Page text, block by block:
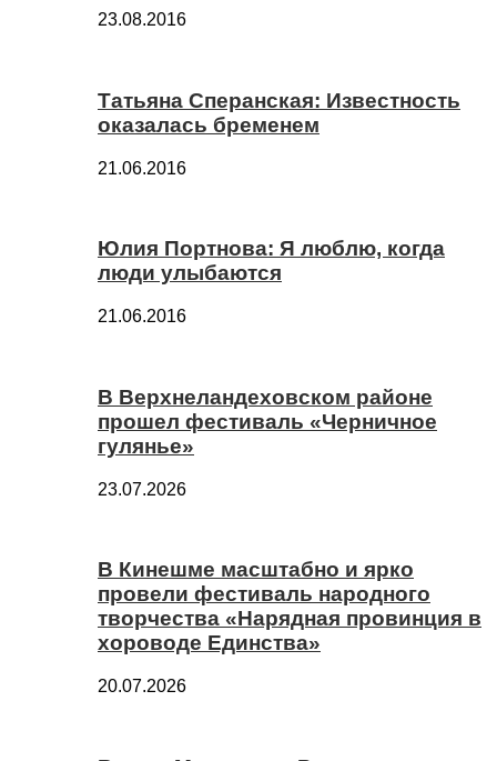
23.08.2016
Татьяна Сперанская: Известность
оказалась бременем
21.06.2016
Юлия Портнова: Я люблю, когда
люди улыбаются
21.06.2016
В Верхнеландеховском районе
прошел фестиваль «Черничное
гулянье»
23.07.2026
В Кинешме масштабно и ярко
провели фестиваль народного
творчества «Нарядная провинция в
хороводе Единства»
20.07.2026